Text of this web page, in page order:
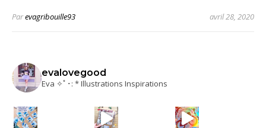
Parevagribouille93 avril 28, 2020
evalovegood
Eva ✧ﾟ･: * Illustrations Inspirations